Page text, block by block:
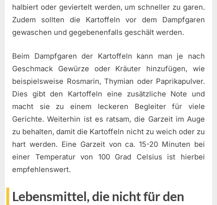
halbiert oder geviertelt werden, um schneller zu garen.
Zudem sollten die Kartoffeln vor dem Dampfgaren
gewaschen und gegebenenfalls geschält werden.
Beim Dampfgaren der Kartoffeln kann man je nach
Geschmack Gewürze oder Kräuter hinzufügen, wie
beispielsweise Rosmarin, Thymian oder Paprikapulver.
Dies gibt den Kartoffeln eine zusätzliche Note und
macht sie zu einem leckeren Begleiter für viele
Gerichte. Weiterhin ist es ratsam, die Garzeit im Auge
zu behalten, damit die Kartoffeln nicht zu weich oder zu
hart werden. Eine Garzeit von ca. 15-20 Minuten bei
einer Temperatur von 100 Grad Celsius ist hierbei
empfehlenswert.
Lebensmittel, die nicht für den